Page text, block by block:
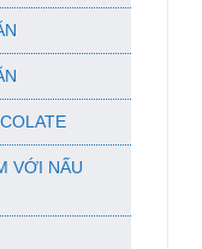
VỚI NẤU